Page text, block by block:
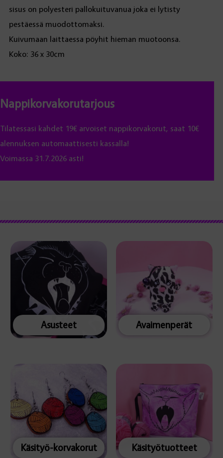
sisus on polyesteri pallokuituvanua joka ei lytisty
pestäessä muodottomaksi.
Kuivumaan laittaessa pöyhit hieman muotoonsa.
Koko: 36 x 30cm
Nappikorvakorutarjous
Tilatessasi kahdet 19€ arvoiset nappikorvakorut, saat 10€
alennuksen automaattisesti kassalla!
Voimassa 31.7.2026 asti!
Asusteet Avaimenperät
Käsityö-korvakorut Käsityötuotteet